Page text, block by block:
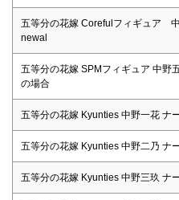
五等分の花嫁 Corefulフィギュア
newal
五等分の花嫁 SPMフィギュア 中野
の場合
五等分の花嫁 Kyunties 中野一花 ナ
五等分の花嫁 Kyunties 中野二乃 ナ
五等分の花嫁 Kyunties 中野三玖 ナ